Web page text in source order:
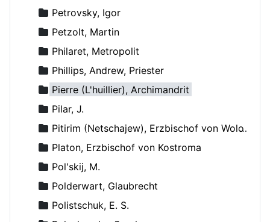
Petrovsky, Igor
Petzolt, Martin
Philaret, Metropolit
Phillips, Andrew, Priester
Pierre (L'huillier), Archimandrit
Pilar, J.
Pitirim (Netschajew), Erzbischof von Wolokolamsk und Jurjew
Platon, Erzbischof von Kostroma
Pol'skij, M.
Polderwart, Glaubrecht
Polistschuk, E. S.